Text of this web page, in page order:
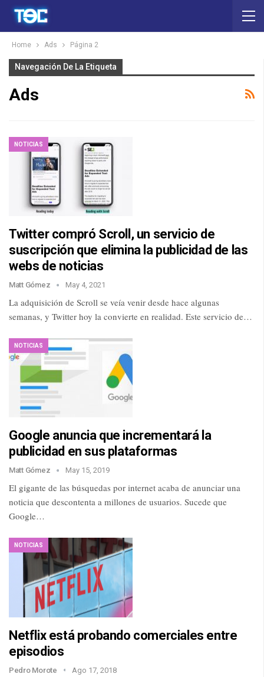
Home Ads Página 2
Navegación De La Etiqueta
Ads
NOTICIAS
Twitter compró Scroll, un servicio de
suscripción que elimina la publicidad de las
webs de noticias
Matt Gómez May 4, 2021
La adquisición de Scroll se veía venir desde hace algunas
semanas, y Twitter hoy la convierte en realidad. Este servicio de…
NOTICIAS
Google anuncia que incrementará la
publicidad en sus plataformas
Matt Gómez May 15, 2019
El gigante de las búsquedas por internet acaba de anunciar una
noticia que descontenta a millones de usuarios. Sucede que
Google…
NOTICIAS
Netflix está probando comerciales entre
episodios
Pedro Morote Ago 17, 2018